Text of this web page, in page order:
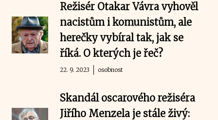
Režisér Otakar Vávra vyhověl
nacistům i komunistům, ale
herečky vybíral tak, jak se
říká. O kterých je řeč?
22. 9. 2023 osobnost
Skandál oscarového režiséra
Jiřího Menzela je stále živý: